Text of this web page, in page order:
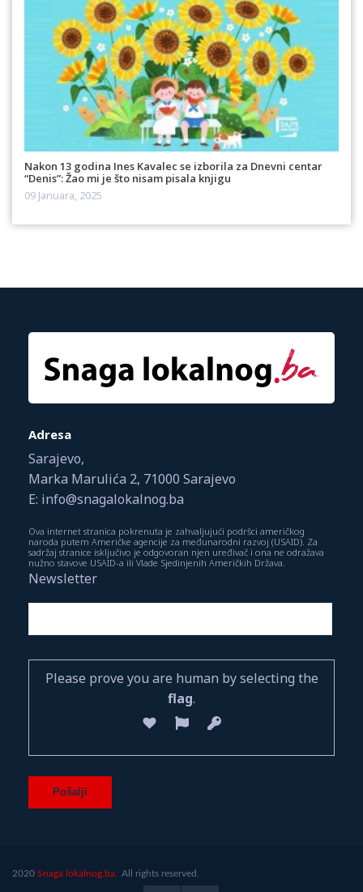
Nakon 13 godina Ines Kavalec se izborila za Dnevni centar
“Denis”: Žao mi je što nisam pisala knjigu
09 Januara, 2025
Adresa
Sarajevo,
Marka Marulića 2, 71000 Sarajevo
E: info@snagalokalnog.ba
Ova internet stranica pokrenuta je zahvaljujući podršci američkog
naroda putem Američke agencije za međunarodni razvoj (USAID). Za
sadržaj stranice isključivo je odgovoran njen uređivač i ona ne odražava
nužno stavove USAID-a ili Vlade Sjedinjenih Američkih Država.
Newsletter
Please prove you are human by selecting the
flag.
2020 Snaga lokalnog.ba. All rights reserved.